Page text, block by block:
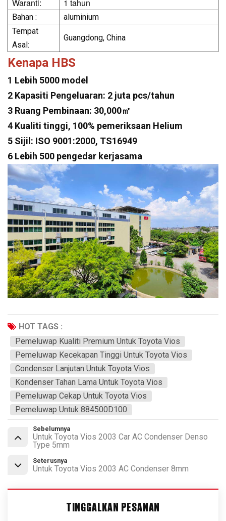
Waranti: 1 tahun
Bahan :
aluminium
Tempat
Asal:
Guangdong, China
Kenapa HBS
1 Lebih 5000 model
2 Kapasiti Pengeluaran: 2 juta pcs/tahun
3 Ruang Pembinaan: 30,000㎡
4 Kualiti tinggi, 100% pemeriksaan Helium
5 Sijil: ISO 9001:2000, TS16949
6 Lebih 500 pengedar kerjasama
HOT TAGS :
Pemeluwap Kualiti Premium Untuk Toyota Vios
Pemeluwap Kecekapan Tinggi Untuk Toyota Vios
Condenser Lanjutan Untuk Toyota Vios
Kondenser Tahan Lama Untuk Toyota Vios
Pemeluwap Cekap Untuk Toyota Vios
Pemeluwap Untuk 884500D100
Sebelumnya
Untuk Toyota Vios 2003 Car AC Condenser Denso
Type 5mm
Seterusnya
Untuk Toyota Vios 2003 AC Condenser 8mm
TINGGALKAN PESANAN